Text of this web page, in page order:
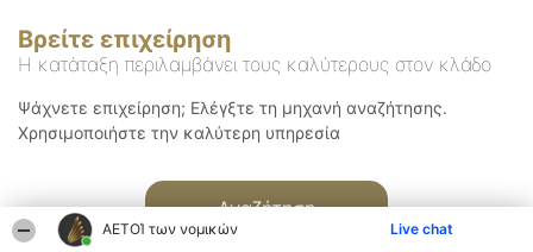
ΑΕΤΟΊ των νομικών Live chat
Βρείτε επιχείρηση
Η κατάταξη περιλαμβάνει τους καλύτερους στον κλάδο
Ψάχνετε επιχείρηση; Ελέγξτε τη μηχανή αναζήτησης.
Χρησιμοποιήστε την καλύτερη υπηρεσία
Αναζήτηση